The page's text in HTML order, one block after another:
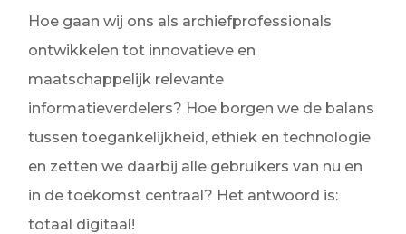
Hoe gaan wij ons als archiefprofessionals
ontwikkelen tot innovatieve en
maatschappelijk relevante
informatieverdelers? Hoe borgen we de balans
tussen toegankelijkheid, ethiek en technologie
en zetten we daarbij alle gebruikers van nu en
in de toekomst centraal? Het antwoord is:
totaal digitaal!